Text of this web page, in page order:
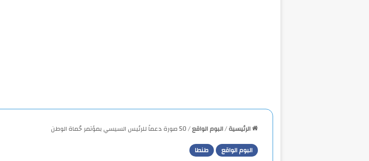
الرئيسية/البوم الواقع/50 صورة دعماً للرئيس السيسي بمؤتمر حُماة الوطن
البوم الواقع
طنطا